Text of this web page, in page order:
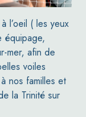
l’oeil ( les yeux
équipage,
mer, afin de
voiles
nos familles et
la Trinité sur